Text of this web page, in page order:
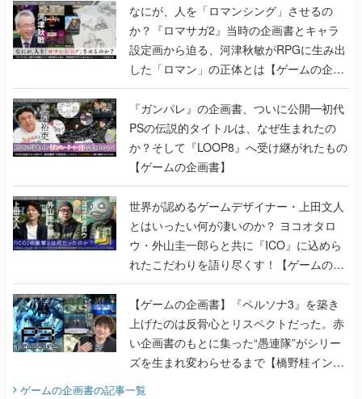
なにが、人を「ロマンシング」させるの
か？『ロマサガ2』当時の企画書とキャラ
設定画から迫る、河津秋敏がRPGに生み出
した「ロマン」の正体とは【ゲームの企画
書】
『ガンパレ』の企画書、ついに公開━初代
PSの伝説的タイトルは、なぜ生まれたの
か？そして『LOOP8』へ受け継がれたもの
【ゲームの企画書】
世界が認めるゲームデザイナー・上田文人
とはいったい何が凄いのか？ ヨコオタロ
ウ・外山圭一郎らと共に『ICO』に込めら
れたこだわりを語り尽くす！【ゲームの企
画書】
【ゲームの企画書】『ペルソナ3』を築き
上げたのは反骨心とリスペクトだった。赤
い企画書のもとに集った“愚連隊”がシリー
ズを生まれ変わらせるまで【橋野桂インタ
ビュー】
ゲームの企画書の記事一覧